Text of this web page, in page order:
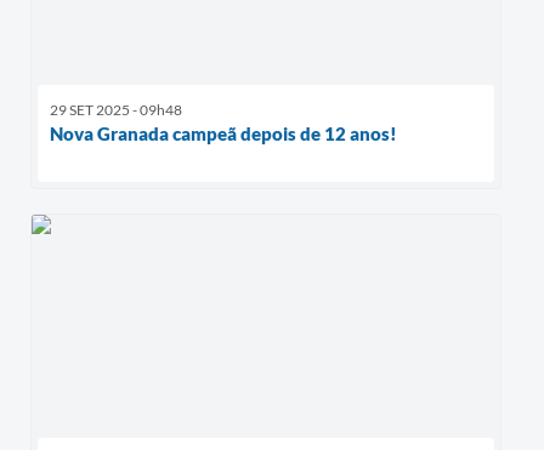
29 SET 2025 - 09h48
Nova Granada campeã depois de 12 anos!